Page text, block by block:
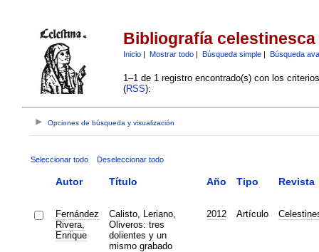
Bibliografía celestinesca
Inicio| Mostrar todo| Búsqueda simple| Búsqueda
1–1 de 1 registro encontrado(s) con los
(RSS):
Opciones de búsqueda y visualización
Seleccionar todo Deseleccionar todo
Autor Título Año Tipo Revista
Fernández
Rivera,
Enrique
Calisto, Leriano,
Oliveros: tres
dolientes y un
mismo grabado
2012 Artículo